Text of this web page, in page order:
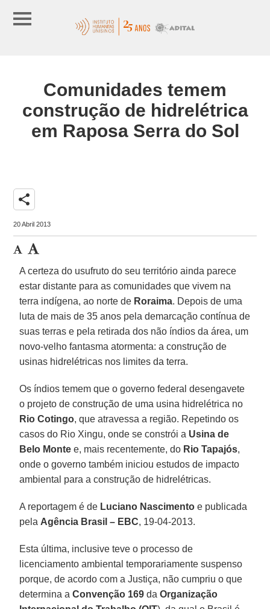
Comunidades temem
construção de hidrelétrica
em Raposa Serra do Sol
share
20 Abril 2013
A certeza do usufruto do seu território ainda parece
estar distante para as comunidades que vivem na
terra indígena, ao norte de Roraima. Depois de uma
luta de mais de 35 anos pela demarcação contínua de
suas terras e pela retirada dos não índios da área, um
novo-velho fantasma atormenta: a construção de
usinas hidrelétricas nos limites da terra.
Os índios temem que o governo federal desengavete
o projeto de construção de uma usina hidrelétrica no
Rio Cotingo, que atravessa a região. Repetindo os
casos do Rio Xingu, onde se constrói a Usina de
Belo Monte e, mais recentemente, do Rio Tapajós,
onde o governo também iniciou estudos de impacto
ambiental para a construção de hidrelétricas.
A reportagem é de Luciano Nascimento e publicada
pela Agência Brasil – EBC, 19-04-2013.
Esta última, inclusive teve o processo de
licenciamento ambiental temporariamente suspenso
porque, de acordo com a Justiça, não cumpriu o que
determina aConvenção 169 daOrganização